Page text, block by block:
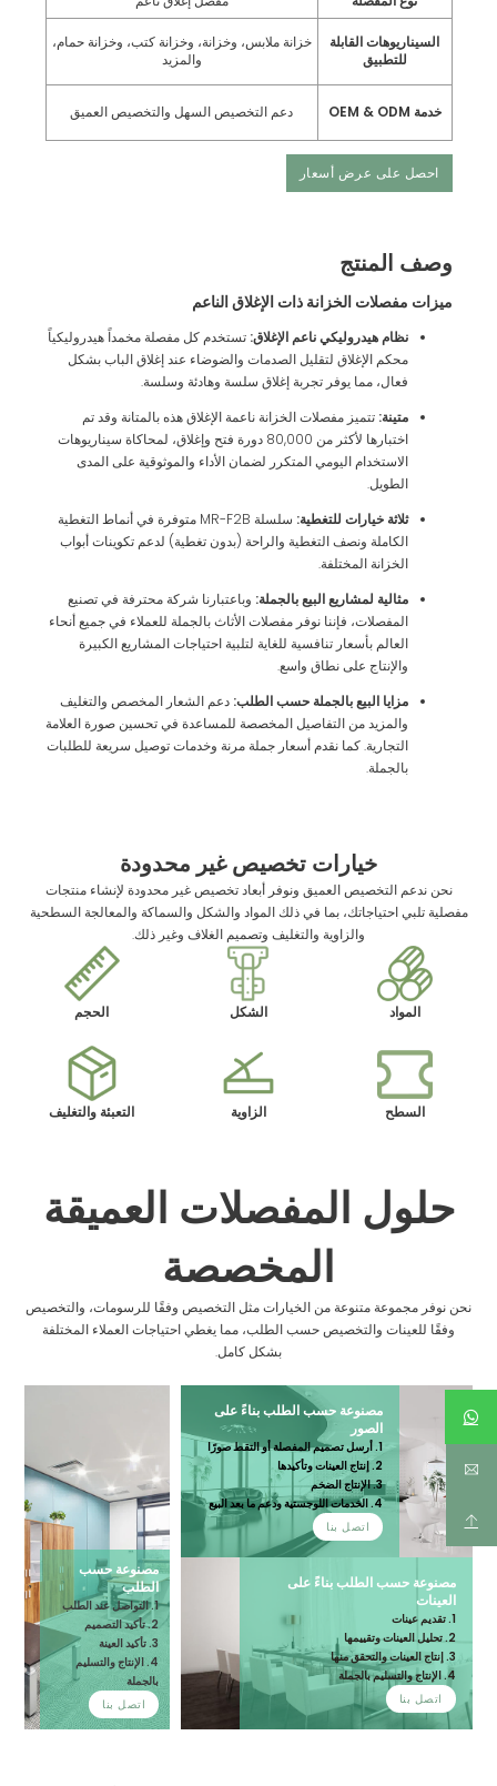
السيناريوهات القابلة
للتطبيق
خزانة ملابس، وخزانة، وخزانة كتب، وخزانة حمام،
والمزيد
خدمة OEM & ODM دعم التخصيص السهل والتخصيص العميق
احصل على عرض أسعار
وصف المنتج
ميزات مفصلات الخزانة ذات الإغلاق الناعم
نظام هيدروليكي ناعم الإغلاق:تستخدم كل مفصلة مخمداً هيدروليكياً
محكم الإغلاق لتقليل الصدمات والضوضاء عند إغلاق الباب بشكل
فعال، مما يوفر تجربة إغلاق سلسة وهادئة وسلسة.
متينة:تتميز مفصلات الخزانة ناعمة الإغلاق هذه بالمتانة وقد تم
اختبارها لأكثر من 80,000 دورة فتح وإغلاق، لمحاكاة سيناريوهات
الاستخدام اليومي المتكرر لضمان الأداء والموثوقية على المدى
الطويل.
ثلاثة خيارات للتغطية:
سلسلة MR-F2B متوفرة في أنماط التغطية
الكاملة ونصف التغطية والراحة (بدون تغطية) لدعم تكوينات أبواب
الخزانة المختلفة.
مثالية لمشاريع البيع بالجملة: وباعتبارنا شركة محترفة في تصنيع
المفصلات، فإننا نوفر مفصلات الأثاث بالجملة للعملاء في جميع أنحاء
العالم بأسعار تنافسية للغاية لتلبية احتياجات المشاريع الكبيرة
والإنتاج على نطاق واسع.
مزايا البيع بالجملة حسب الطلب:دعم الشعار المخصص والتغليف
والمزيد من التفاصيل المخصصة للمساعدة في تحسين صورة العلامة
التجارية. كما نقدم أسعار جملة مرنة وخدمات توصيل سريعة للطلبات
بالجملة.
خيارات تخصيص غير محدودة
نحن ندعم التخصيص العميق ونوفر أبعاد تخصيص غير محدودة لإنشاء منتجات
مفصلية تلبي احتياجاتك، بما في ذلك المواد والشكل والسماكة والمعالجة السطحية
والزاوية والتغليف وتصميم الغلاف وغير ذلك.
المواد الشكل الحجم
السطح الزاوية التعبئة والتغليف
حلول المفصلات العميقة
المخصصة
نحن نوفر مجموعة متنوعة من الخيارات مثل التخصيص وفقًا للرسومات، والتخصيص
وفقًا للعينات والتخصيص حسب الطلب، مما يغطي احتياجات العملاء المختلفة
بشكل كامل.
مصنوعة حسب الطلب بناءً على
الصور
1. أرسل تصميم المفصلة أو التقط صورًا
2. إنتاج العينات وتأكيدها
3. الإنتاج الضخم
4. الخدمات اللوجستية ودعم ما بعد البيع
اتصل بنا
مصنوعة حسب الطلب بناءً على
العينات
1. تقديم عينات
2. تحليل العينات وتقييمها
3. إنتاج العينات والتحقق منها
4. الإنتاج والتسليم بالجملة
اتصل بنا
مصنوعة حسب
الطلب
1. التواصل عند الطلب
2. تأكيد التصميم
3. تأكيد العينة
4. الإنتاج والتسليم
بالجملة
اتصل بنا